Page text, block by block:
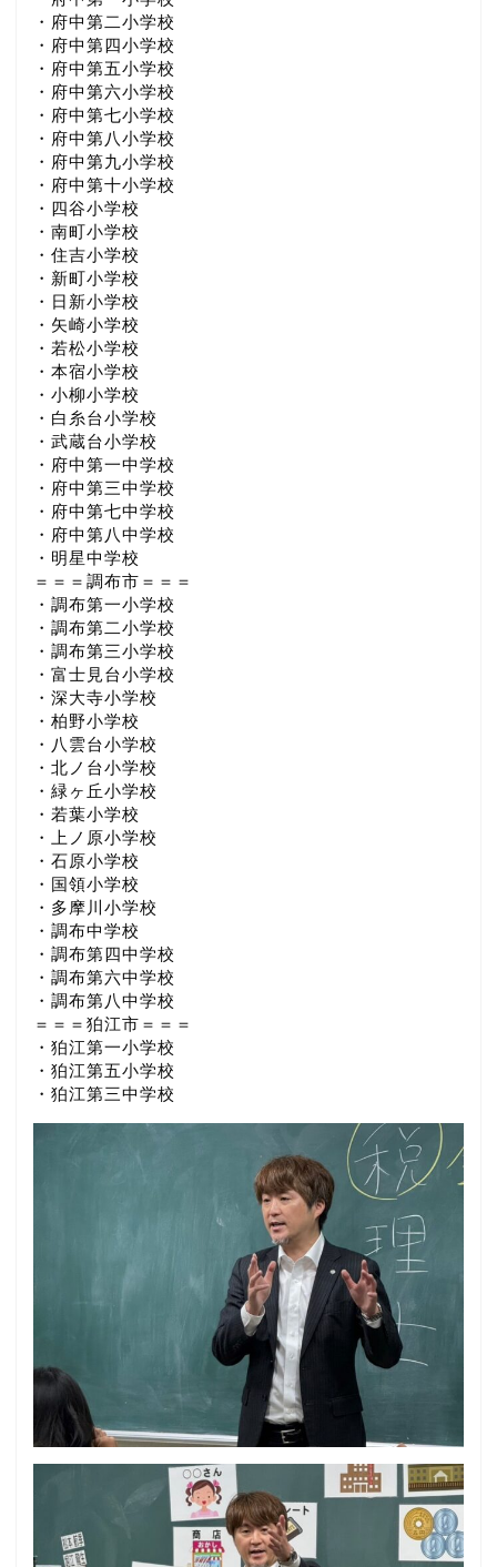
・府中第二小学校
・府中第四小学校
・府中第五小学校
・府中第六小学校
・府中第七小学校
・府中第八小学校
・府中第九小学校
・府中第十小学校
・四谷小学校
・南町小学校
・住吉小学校
・新町小学校
・日新小学校
・矢崎小学校
・若松小学校
・本宿小学校
・小柳小学校
・白糸台小学校
・武蔵台小学校
・府中第一中学校
・府中第三中学校
・府中第七中学校
・府中第八中学校
・明星中学校
＝＝＝調布市＝＝＝
・調布第一小学校
・調布第二小学校
・調布第三小学校
・富士見台小学校
・深大寺小学校
・柏野小学校
・八雲台小学校
・北ノ台小学校
・緑ヶ丘小学校
・若葉小学校
・上ノ原小学校
・石原小学校
・国領小学校
・多摩川小学校
・調布中学校
・調布第四中学校
・調布第六中学校
・調布第八中学校
＝＝＝狛江市＝＝＝
・狛江第一小学校
・狛江第五小学校
・狛江第三中学校